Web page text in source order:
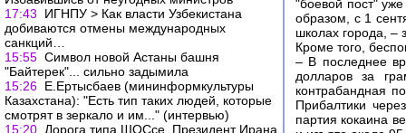
17:43
ИГНПУ > Как власти Узбекистана
добиваются отмены международных
санкций…
15:55 Символ новой Астаны башня
"Байтерек"... сильно задымила
15:26 Е.Ертысбаев (мининформкультуры
Казахстана): "Есть тип таких людей, которые
смотрят в зеркало и им..." (интервью)
15:20 Дорога типа ШОСсе. Президент Ирана
"боевой пост"
образом, с 1
школах города, –
Кроме того,
– В последнее
долларов за
контрабандная
Прибалтики
партия кокаина